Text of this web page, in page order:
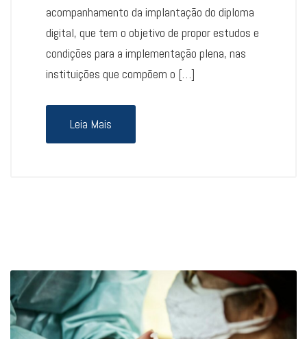
acompanhamento da implantação do diploma
digital, que tem o objetivo de propor estudos e
condições para a implementação plena, nas
instituições que compõem o […]
Leia Mais